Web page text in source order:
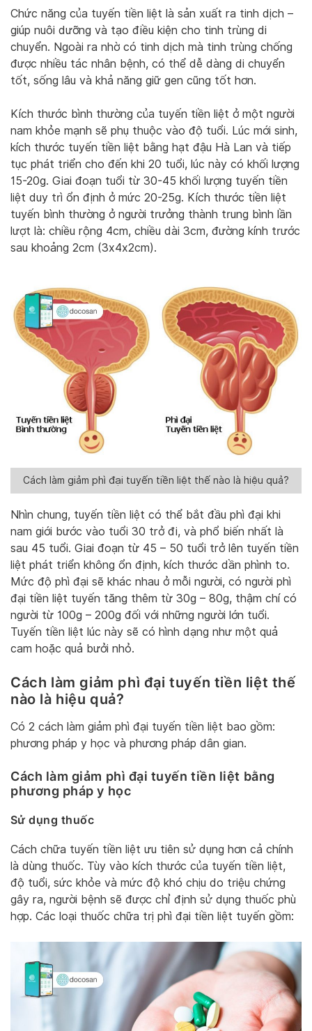
Chức năng của tuyến tiền liệt là sản xuất ra tinh dịch –
giúp nuôi dưỡng và tạo điều kiện cho tinh trùng di
chuyển. Ngoài ra nhờ có tinh dịch mà tinh trùng chống
được nhiều tác nhân bệnh, có thể dễ dàng di chuyển
tốt, sống lâu và khả năng giữ gen cũng tốt hơn.
Kích thước bình thường của tuyến tiền liệt ở một người
nam khỏe mạnh sẽ phụ thuộc vào độ tuổi. Lúc mới sinh,
kích thước tuyến tiền liệt bằng hạt đậu Hà Lan và tiếp
tục phát triển cho đến khi 20 tuổi, lúc này có khối lượng
15-20g. Giai đoạn tuổi từ 30-45 khối lượng tuyến tiền
liệt duy trì ổn định ở mức 20-25g. Kích thước tiền liệt
tuyến bình thường ở người trưởng thành trung bình lần
lượt là: chiều rộng 4cm, chiều dài 3cm, đường kính trước
sau khoảng 2cm (3x4x2cm).
Cách làm giảm phì đại tuyến tiền liệt thế nào là hiệu quả?
Nhìn chung, tuyến tiền liệt có thể bắt đầu phì đại khi
nam giới bước vào tuổi 30 trở đi, và phổ biến nhất là
sau 45 tuổi. Giai đoạn từ 45 – 50 tuổi trở lên tuyến tiền
liệt phát triển không ổn định, kích thước dần phình to.
Mức độ phì đại sẽ khác nhau ở mỗi người, có người phì
đại tiền liệt tuyến tăng thêm từ 30g – 80g, thậm chí có
người từ 100g – 200g đối với những người lớn tuổi.
Tuyến tiền liệt lúc này sẽ có hình dạng như một quả
cam hoặc quả bưởi nhỏ.
Cách làm giảm phì đại tuyến tiền liệt thế
nào là hiệu quả?
Có 2 cách làm giảm phì đại tuyến tiền liệt bao gồm:
phương pháp y học và phương pháp dân gian.
Cách làm giảm phì đại tuyến tiền liệt bằng
phương pháp y học
Sử dụng thuốc
Cách chữa tuyến tiền liệt ưu tiên sử dụng hơn cả chính
là dùng thuốc. Tùy vào kích thước của tuyến tiền liệt,
độ tuổi, sức khỏe và mức độ khó chịu do triệu chứng
gây ra, người bệnh sẽ được chỉ định sử dụng thuốc phù
hợp. Các loại thuốc chữa trị phì đại tiền liệt tuyến gồm: